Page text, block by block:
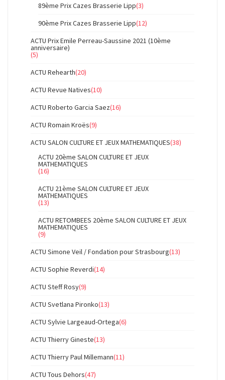
89ème Prix Cazes Brasserie Lipp(3)
90ème Prix Cazes Brasserie Lipp(12)
ACTU Prix Emile Perreau-Saussine 2021 (10ème
anniversaire)
(5)
ACTU Rehearth(20)
ACTU Revue Natives(10)
ACTU Roberto Garcia Saez(16)
ACTU Romain Kroës(9)
ACTU SALON CULTURE ET JEUX MATHEMATIQUES(38)
ACTU 20ème SALON CULTURE ET JEUX
MATHEMATIQUES
(16)
ACTU 21ème SALON CULTURE ET JEUX
MATHEMATIQUES
(13)
ACTU RETOMBEES 20ème SALON CULTURE ET JEUX
MATHEMATIQUES
(9)
ACTU Simone Veil / Fondation pour Strasbourg(13)
ACTU Sophie Reverdi(14)
ACTU Steff Rosy(9)
ACTU Svetlana Pironko(13)
ACTU Sylvie Largeaud-Ortega(6)
ACTU Thierry Gineste(13)
ACTU Thierry Paul Millemann(11)
ACTU Tous Dehors(47)